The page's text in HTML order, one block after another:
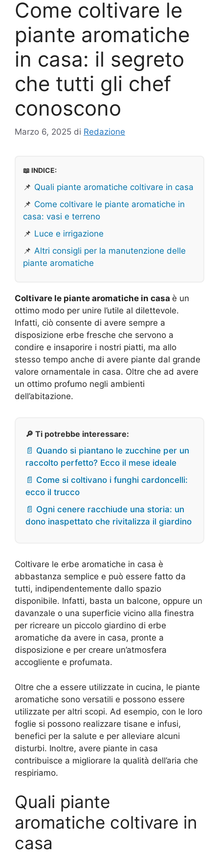
Come coltivare le
piante aromatiche
in casa: il segreto
che tutti gli chef
conoscono
Marzo 6, 2025 di Redazione
📖 INDICE:
📌 Quali piante aromatiche coltivare in casa
📌 Come coltivare le piante aromatiche in
casa: vasi e terreno
📌 Luce e irrigazione
📌 Altri consigli per la manutenzione delle
piante aromatiche
Coltivare le piante aromatiche in casa è un
ottimo modo per unire l’utile al dilettevole.
Infatti, ciò consente di avere sempre a
disposizione erbe fresche che servono a
condire e insaporire i nostri piatti, ma allo
stesso tempo anche di avere piante dal grande
valore ornamentale in casa. Oltre che ad avere
un ottimo profumo negli ambienti
dell’abitazione.
🔎 Ti potrebbe interessare:
📄 Quando si piantano le zucchine per un
raccolto perfetto? Ecco il mese ideale
📄 Come si coltivano i funghi cardoncelli:
ecco il trucco
📄 Ogni cenere racchiude una storia: un
dono inaspettato che rivitalizza il giardino
Coltivare le erbe aromatiche in casa è
abbastanza semplice e può essere fatto da
tutti, indipendentemente dallo spazio
disponibile. Infatti, basta un balcone, oppure un
davanzale o una superficie vicino alla finestra
per ricreare un piccolo giardino di erbe
aromatiche da avere in casa, pronte a
disposizione e per creare un’atmosfera
accogliente e profumata.
Oltre che a essere utilizzate in cucina, le piante
aromatiche sono versatili e possono essere
utilizzate per altri scopi. Ad esempio, con le loro
foglie si possono realizzare tisane e infusi,
benefici per la salute e per alleviare alcuni
disturbi. Inoltre, avere piante in casa
contribuisce a migliorare la qualità dell’aria che
respiriamo.
Quali piante
aromatiche coltivare in
casa